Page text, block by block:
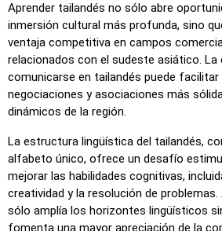
Aprender tailandés no sólo abre
inmersión cultural más profunda, sino
ventaja competitiva en campos
relacionados con el sudeste asiático. La
comunicarse en tailandés puede facilitar
negociaciones y asociaciones más
dinámicos de la región.
La estructura lingüística del tailandés,
alfabeto único, ofrece un desafío
mejorar las habilidades cognitivas,
creatividad y la resolución de
sólo amplía los horizontes lingüísticos
fomenta una mayor apreciación de la